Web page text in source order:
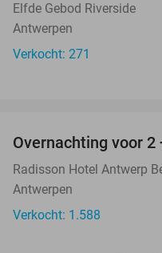
Elfde Gebod Riverside
Antwerpen
Verkocht: 271
Overnachting voor
Radisson Hotel Antwerp
Antwerpen
Verkocht: 1.588